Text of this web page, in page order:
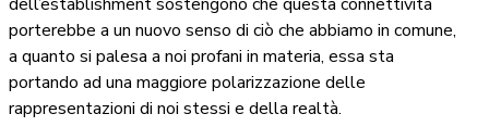
porterebbe a un nuovo senso di ciò che abbiamo in comune,
a quanto si palesa a noi profani in materia, essa sta
portando ad una maggiore polarizzazione delle
rappresentazioni di noi stessi e della realtà.